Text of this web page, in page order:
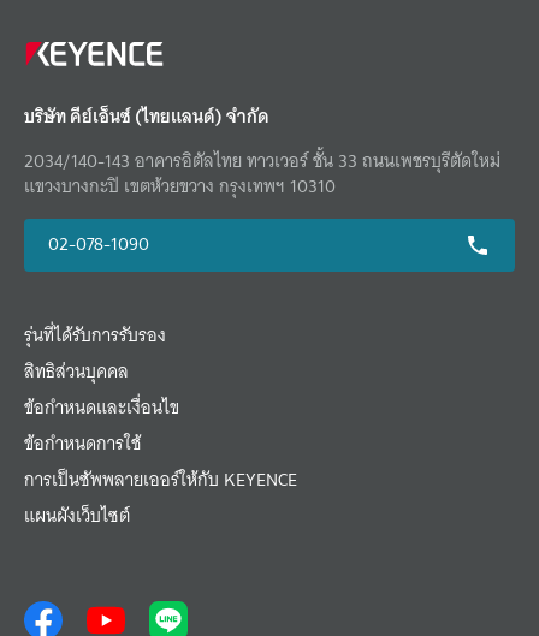
บริษัท คีย์เอ็นซ์ (ไทยแลนด์) จำกัด
2034/140-143 อาคารอิตัลไทย ทาวเวอร์ ชั้น 33 ถนนเพชรบุรีตัดใหม่
แขวงบางกะปิ เขตห้วยขวาง กรุงเทพฯ 10310
02-078-1090
รุ่นที่ได้รับการรับรอง
สิทธิส่วนบุคคล
ข้อกำหนดและเงื่อนไข
ข้อกำหนดการใช้
การเป็นซัพพลายเออร์ให้กับ KEYENCE
แผนผังเว็บไซต์